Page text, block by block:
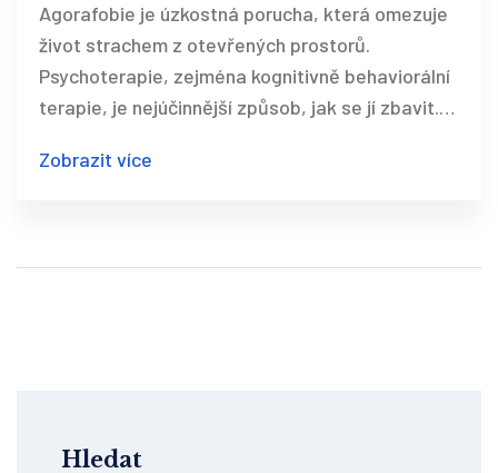
Agorafobie je úzkostná porucha, která omezuje
život strachem z otevřených prostorů.
Psychoterapie, zejména kognitivně behaviorální
terapie, je nejúčinnější způsob, jak se jí zbavit.
začít včas.
Zobrazit více
Hledat